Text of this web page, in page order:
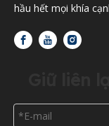
hầu hết mọi khía